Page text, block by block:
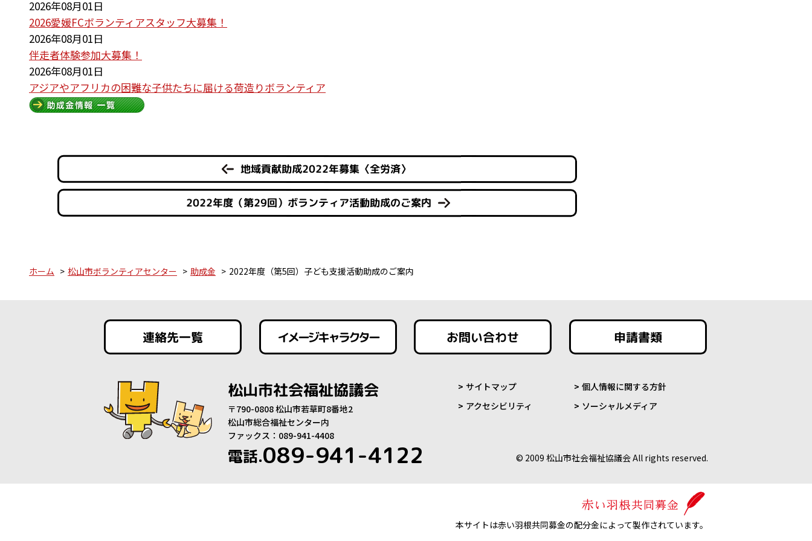
2026年08月01日
2026愛媛FCボランティアスタッフ大募集！
2026年08月01日
伴走者体験参加大募集！
2026年08月01日
アジアやアフリカの困難な子供たちに届ける荷造りボランティア
地域貢献助成2022年募集〈全労済〉
2022年度（第29回）ボランティア活動助成のご案内
ホーム 松山市ボランティアセンター 助成金 2022年度（第5回）子ども支援活動助成のご案内
連絡先一覧 イメージキャラクター お問い合わせ 申請書類
松山市社会福祉協議会
〒790-0808 松山市若草町8番地2
松山市総合福祉センター内
ファックス：089-941-4408
電話.089-941-4122
サイトマップ
個人情報に関する方針
アクセシビリティ
ソーシャルメディア
© 2009 松山市社会福祉協議会 All rights reserved.
本サイトは赤い羽根共同募金の配分金によって製作されています。